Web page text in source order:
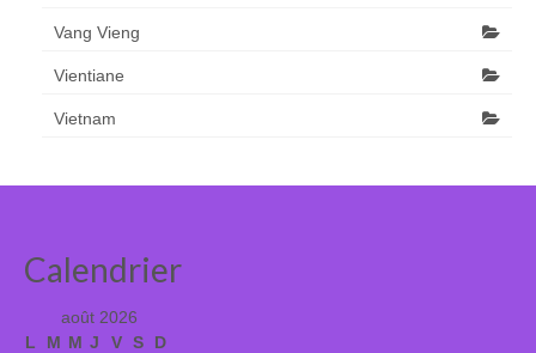
Vang Vieng
Vientiane
Vietnam
Calendrier
août 2026
L
M M J V S D